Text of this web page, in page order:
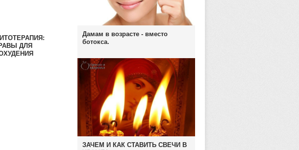
ДЛЯ
Дамам в возрасте - вместо
ботокса.
ЗАЧЕМ И КАК СТАВИТЬ СВЕЧИ В